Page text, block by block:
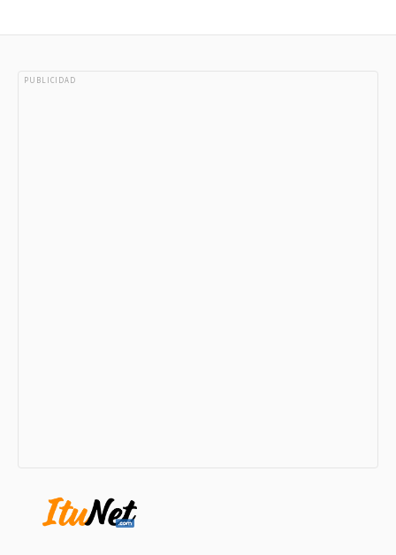
PUBLICIDAD